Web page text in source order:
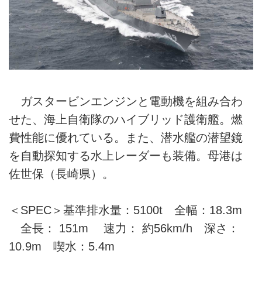
ガスタービンエンジンと電動機を組み合わ
せた、海上自衛隊のハイブリッド護衛艦。燃
費性能に優れている。また、潜水艦の潜望鏡
を自動探知する水上レーダーも装備。母港は
佐世保（長崎県）。
＜SPEC＞基準排水量：5100t 全幅：18.3m
全長： 151m 速力： 約56km/h 深さ：
10.9m 喫水：5.4m